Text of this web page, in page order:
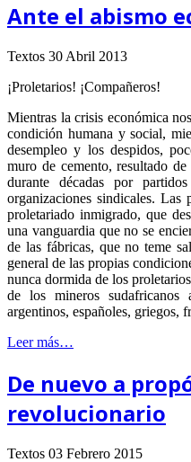
Ante el abismo
Textos 30 Abril 2013
¡Proletarios! ¡Compañeros!
Mientras la crisis económica
condición humana y social,
desempleo y los despidos,
muro de cemento, resultado
durante décadas por
organizaciones sindicales. Las
proletariado inmigrado, que
una vanguardia que no se
de las fábricas, que no teme
general de las propias
nunca dormida de los
de los mineros sudafricanos
argentinos, españoles, griegos,
Leer más…
De nuevo a
revolucionario
Textos 03 Febrero 2015